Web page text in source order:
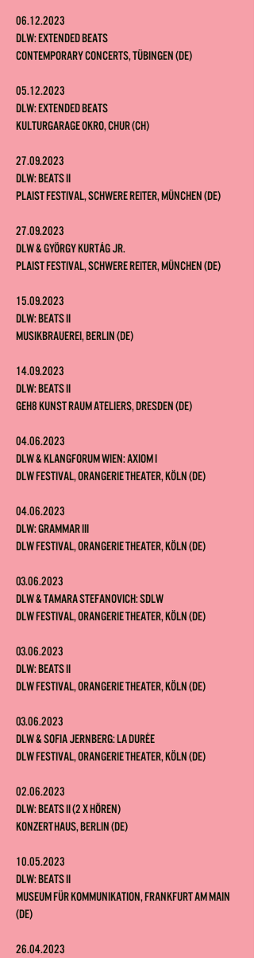
06.12.2023
DLW: Extended Beats
Contemporary Concerts, Tübingen (DE)
05.12.2023
DLW: Extended Beats
Kulturgarage Okro, Chur (CH)
27.09.2023
DLW: Beats II
Plaist Festival, Schwere Reiter, München (DE)
27.09.2023
DLW& György Kurtág Jr.
Plaist Festival, Schwere Reiter, München (DE)
15.09.2023
DLW: Beats II
Musikbrauerei, Berlin(DE)
14.09.2023
DLW: Beats II
Geh8 Kunst Raum Ateliers, Dresden(DE)
04.06.2023
DLW & Klangforum Wien: Axiom I
DLW Festival, Orangerie Theater, Köln (DE)
04.06.2023
DLW: Grammar III
DLW Festival, Orangerie Theater, Köln (DE)
03.06.2023
DLW & Tamara Stefanovich: SDLW
DLW Festival, Orangerie Theater, Köln (DE)
03.06.2023
DLW: Beats II
DLW Festival, Orangerie Theater, Köln (DE)
03.06.2023
DLW & Sofia Jernberg: La durée
DLW Festival, Orangerie Theater, Köln (DE)
02.06.2023
DLW: Beats II (2 x hören)
Konzerthaus, Berlin (DE)
10.05.2023
DLW: Beats II
Museum für Kommunikation, Frankfurt am Main
(DE)
26.04.2023